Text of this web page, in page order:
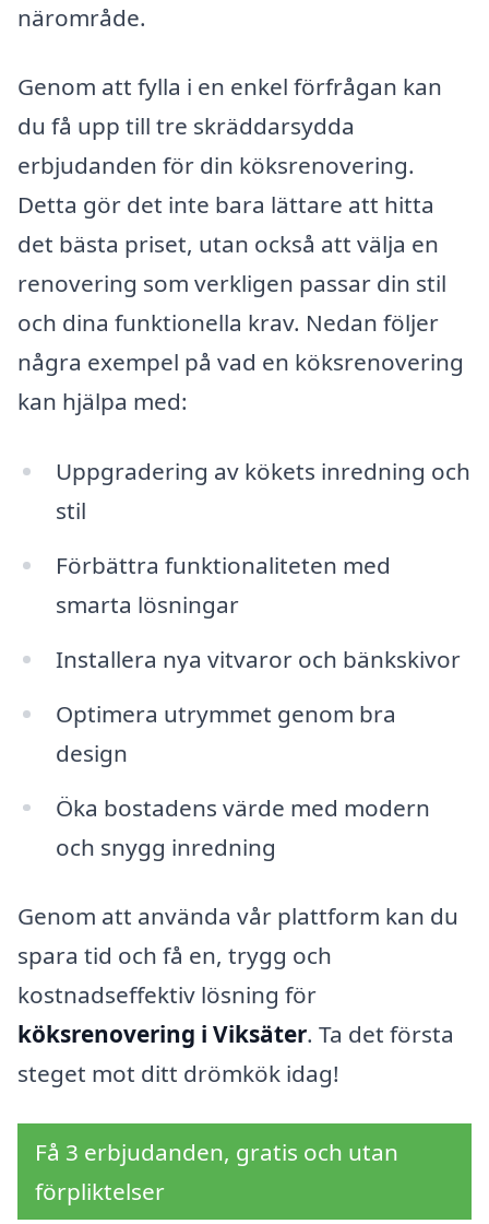
närområde.
Genom att fylla i en enkel förfrågan kan
du få upp till tre skräddarsydda
erbjudanden för din köksrenovering.
Detta gör det inte bara lättare att hitta
det bästa priset, utan också att välja en
renovering som verkligen passar din stil
och dina funktionella krav. Nedan följer
några exempel på vad en köksrenovering
kan hjälpa med:
Uppgradering av kökets inredning och
stil
Förbättra funktionaliteten med
smarta lösningar
Installera nya vitvaror och bänkskivor
Optimera utrymmet genom bra
design
Öka bostadens värde med modern
och snygg inredning
Genom att använda vår plattform kan du
spara tid och få en, trygg och
kostnadseffektiv lösning för
köksrenovering i Viksäter. Ta det första
steget mot ditt drömkök idag!
Få 3 erbjudanden, gratis och utan
förpliktelser